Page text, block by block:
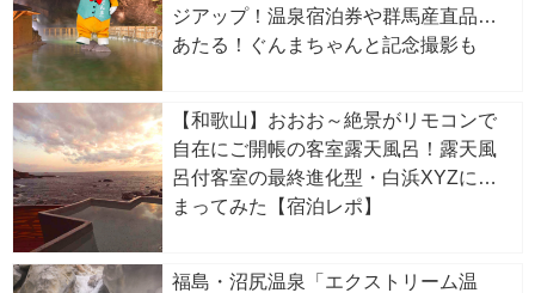
ジアップ！温泉宿泊券や群馬産直品が
あたる！ぐんまちゃんと記念撮影も
【和歌山】おおお～絶景がリモコンで
自在にご開帳の客室露天風呂！露天風
呂付客室の最終進化型・白浜XYZに泊
まってみた【宿泊レポ】
福島・沼尻温泉「エクストリーム温